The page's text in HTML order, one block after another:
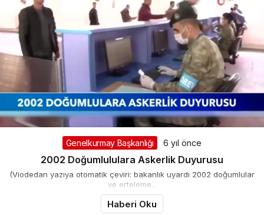
Genelkurmay Başkanlığı 6 yıl önce
2002 Doğumlululara Askerlik Duyurusu
(Viodedan yazıya otomatik çeviri: bakanlık uyardı 2002 doğumlular
ve erteleme...
Haberi Oku